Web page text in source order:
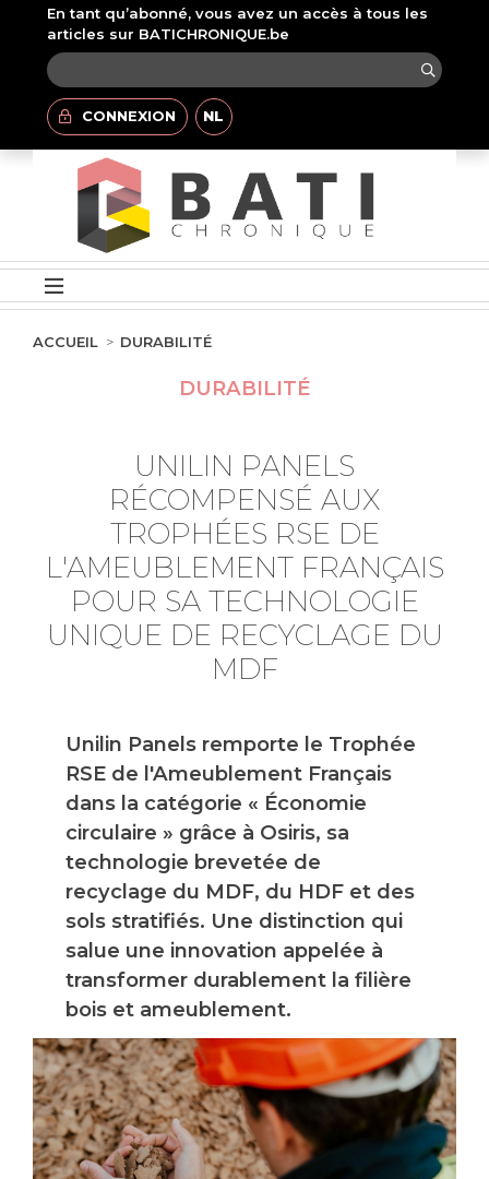
En tant qu’abonné, vous avez un accès à tous les
articles sur BATICHRONIQUE.be
CONNEXION NL
ACCUEIL DURABILITÉ
DURABILITÉ
UNILIN PANELS
RÉCOMPENSÉ AUX
TROPHÉES RSE DE
L'AMEUBLEMENT FRANÇAIS
POUR SA TECHNOLOGIE
UNIQUE DE RECYCLAGE DU
MDF
Unilin Panels remporte le Trophée
RSE de l'Ameublement Français
dans la catégorie « Économie
circulaire » grâce à Osiris, sa
technologie brevetée de
recyclage du MDF, du HDF et des
sols stratifiés. Une distinction qui
salue une innovation appelée à
transformer durablement la filière
bois et ameublement.